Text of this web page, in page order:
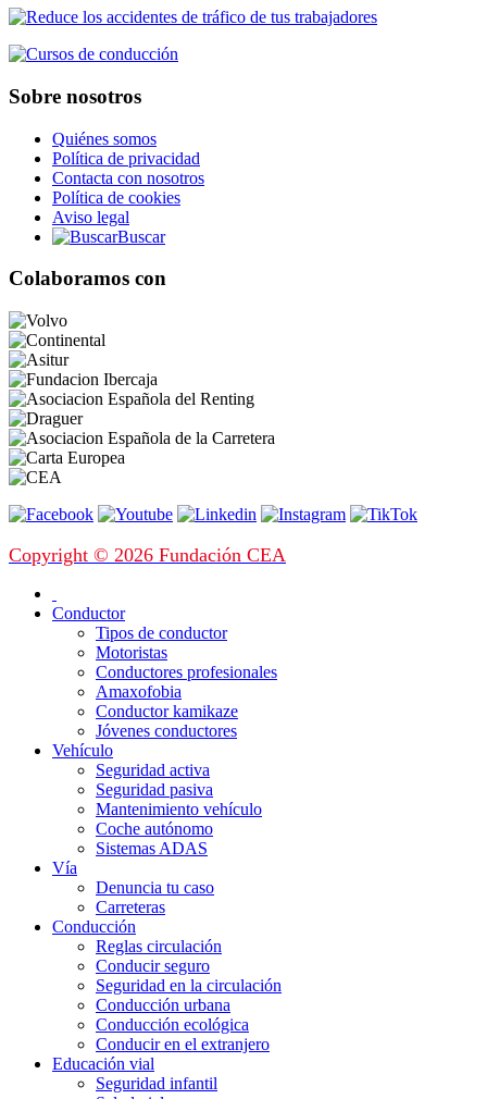
Sobre nosotros
Quiénes somos
Política de privacidad
Contacta con nosotros
Política de cookies
Aviso legal
Buscar
Colaboramos con
Copyright © 2026 Fundación CEA
Conductor
Tipos de conductor
Motoristas
Conductores profesionales
Amaxofobia
Conductor kamikaze
Jóvenes conductores
Vehículo
Seguridad activa
Seguridad pasiva
Mantenimiento vehículo
Coche autónomo
Sistemas ADAS
Vía
Denuncia tu caso
Carreteras
Conducción
Reglas circulación
Conducir seguro
Seguridad en la circulación
Conducción urbana
Conducción ecológica
Conducir en el extranjero
Educación vial
Seguridad infantil